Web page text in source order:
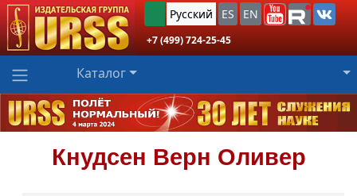
Русский ES EN
+7 (499) 724-25-45
Каталог
Кнудсен Верн Оливер